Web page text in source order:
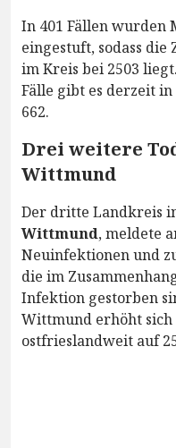
In 401 Fällen wurden
eingestuft, sodass
im Kreis bei 2503
Fälle gibt es derzeit
662.
Drei weitere
Wittmund
Der dritte Landkreis
Wittmund, meldete
Neuinfektionen und
die im
Infektion gestorben
Wittmund erhöht
ostfrieslandweit auf